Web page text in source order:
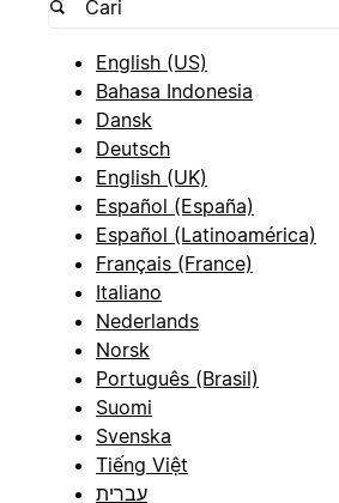
English (US)
Bahasa Indonesia
Dansk
Deutsch
English (UK)
Español (España)
Español (Latinoamérica)
Français (France)
Italiano
Nederlands
Norsk
Português (Brasil)
Suomi
Svenska
Tiếng Việt
עברית